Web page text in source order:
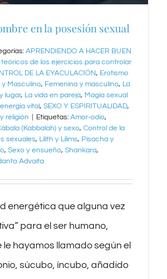
en la posesión sexual
APRENDIENDO A HACER BUEN
de los ejercicios para controlar
DE LA EYACULACIÓN, Erotismo
y Masculino, Femenina y masculino, La
lugar, La vida en pareja, Magia sexual
vital, SEXO Y ESPIRITUALIDAD,
religión Etiquetas: Amor-odio,
(Kabbalah) y sexo, Control de la
sexuales, Lilith y Lilims, Pisacha y
, Sexo y ensueño, Shankara,
Advaita
energética que alguna vez
para el ser humano,
hayamos llamado según el
súcubo, íncubo, añadido